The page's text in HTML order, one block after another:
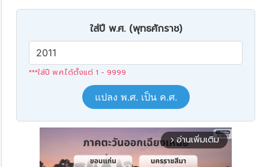
ใส่ปี พ.ศ. (พุทธศักราช)
***ใส่ปี พ.ศ.ได้ตั้งแต่ 1 - 9999
แปลง พ.ศ. เป็น ค.ศ.
arrow_forward_ios อ่านเพิ่มเติม